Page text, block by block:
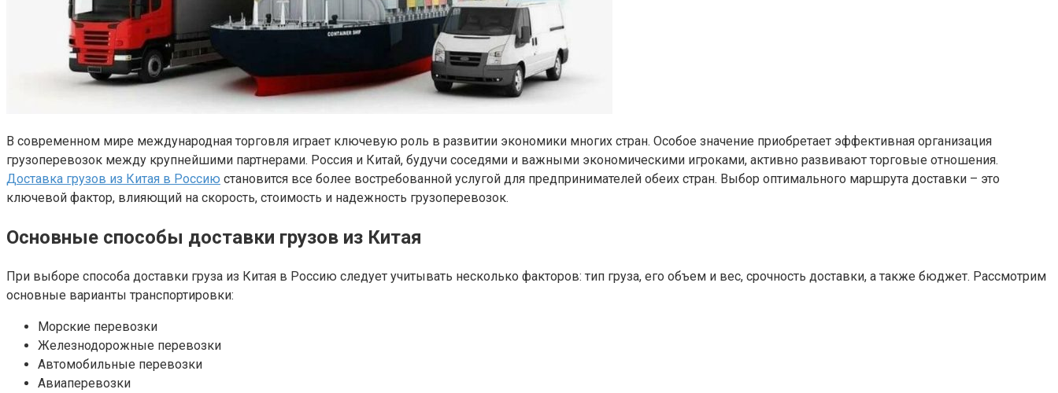
В современном мире международная торговля играет ключевую роль в развитии экономики многих стран. Особое значение приобретает эффективная организация
грузоперевозок между крупнейшими партнерами. Россия и Китай, будучи соседями и важными экономическими игроками, активно развивают торговые отношения.
Доставка грузов из Китая в Россию становится все более востребованной услугой для предпринимателей обеих стран. Выбор оптимального маршрута доставки – это
ключевой фактор, влияющий на скорость, стоимость и надежность грузоперевозок.
Основные способы доставки грузов из Китая
При выборе способа доставки груза из Китая в Россию следует учитывать несколько факторов: тип груза, его объем и вес, срочность доставки, а также бюджет. Рассмотрим
основные варианты транспортировки:
Морские перевозки
Железнодорожные перевозки
Автомобильные перевозки
Авиаперевозки